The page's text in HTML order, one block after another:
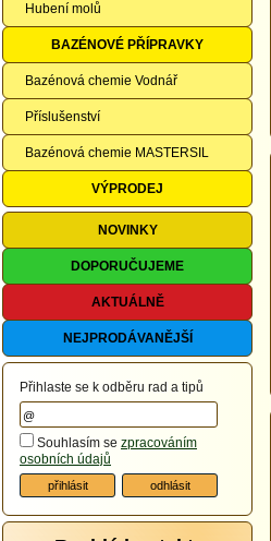
Hubení molů
BAZÉNOVÉ PŘÍPRAVKY
Bazénová chemie Vodnář
Příslušenství
Bazénová chemie MASTERSIL
VÝPRODEJ
NOVINKY
DOPORUČUJEME
AKTUÁLNĚ
NEJPRODÁVANĚJŠÍ
Přihlaste se k odběru rad a tipů
Souhlasím se zpracováním
osobních údajů